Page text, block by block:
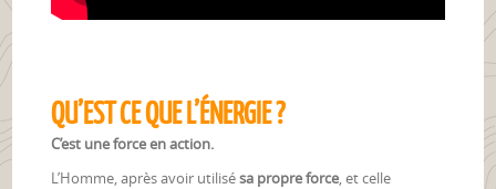
QU’EST CE QUE L’ÉNERGIE ?
C’est une force en action.
L’Homme, après avoir utilisésa propre force, et celle